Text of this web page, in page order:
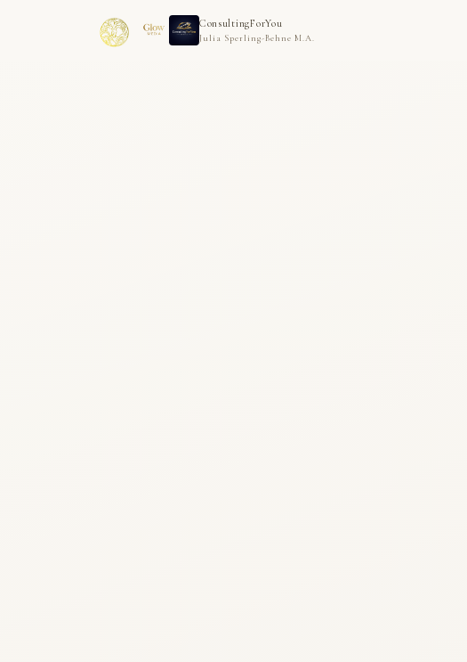
ConsultingForYou
Julia Sperling-Behne M.A.